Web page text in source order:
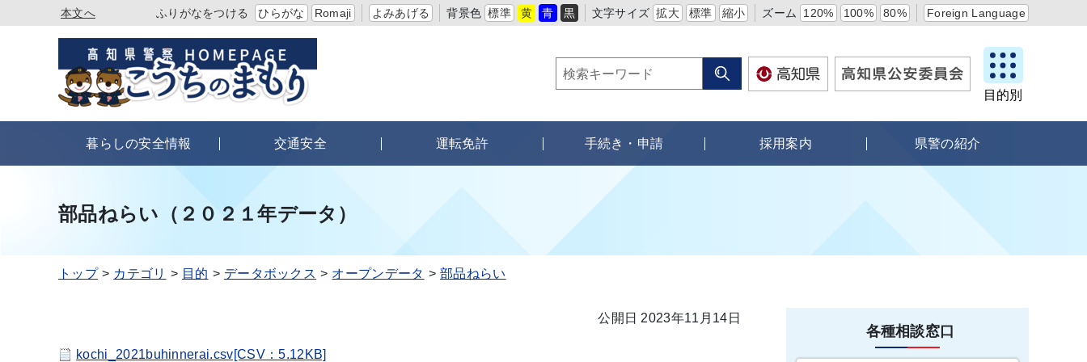
本文へ ふりがなをつける ひらがな Romaji よみあげる 背景色 標準 黄 青 黒 文字サイズ 拡大 標準 縮小 ズーム 120% 100% 80% Foreign Language
目的別
暮らしの安全情報 交通安全 運転免許 手続き・申請 採用案内 県警の紹介
部品ねらい（２０２１年データ）
トップ カテゴリ 目的 データボックス オープンデータ 部品ねらい
公開日 2023年11月14日
kochi_2021buhinnerai.csv[CSV：5.12KB]
各種相談窓口